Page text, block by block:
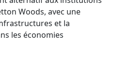
Woods, avec une
et la
les économies